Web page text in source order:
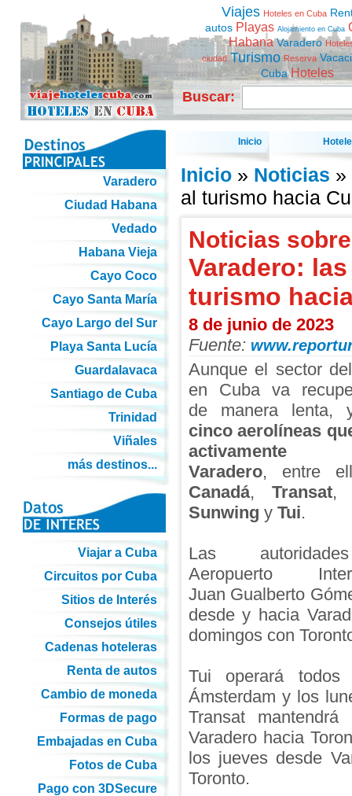
Viajes Hoteles en Cuba
autos Playas Alojamiento en Cuba
Habana Varadero
ciudad Turismo Reserva
Cuba Hoteles
Buscar:
Inicio
Inicio» Noticias »
al turismo hacia
Noticias
Varadero:
turismo
8 de junio de 2023
Fuente:
Aunque el sector
en Cuba va
de manera lenta,
cinco aerolíneas
activamente
Varadero, entre
Canadá, Transat
Sunwing y Tui.
Las
Aeropuerto
Juan Gualberto
desde y hacia
domingos con
Tui operará
Ámsterdam y los
Transat
Varadero hacia
los jueves desde
Toronto.
Varadero
Ciudad Habana
Vedado
Habana Vieja
Cayo Coco
Cayo Santa María
Cayo Largo del Sur
Playa Santa Lucía
Guardalavaca
Santiago de Cuba
Trinidad
Viñales
más destinos...
Viajar a Cuba
Circuitos por Cuba
Sitios de Interés
Consejos útiles
Cadenas hoteleras
Renta de autos
Cambio de moneda
Formas de pago
Embajadas en Cuba
Fotos de Cuba
Pago con 3DSecure